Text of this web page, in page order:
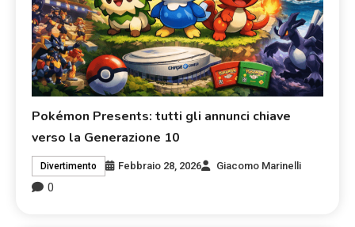
Pokémon Presents: tutti gli annunci chiave
verso la Generazione 10
Divertimento Febbraio 28, 2026 Giacomo Marinelli
0